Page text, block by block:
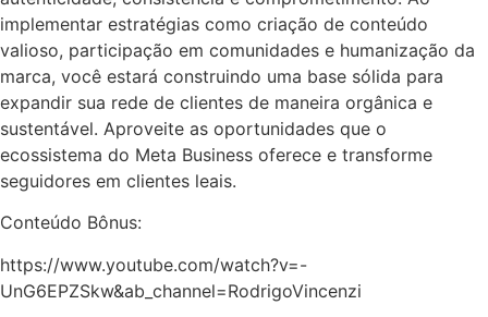
implementar estratégias como criação de conteúdo
valioso, participação em comunidades e humanização da
marca, você estará construindo uma base sólida para
expandir sua rede de clientes de maneira orgânica e
sustentável. Aproveite as oportunidades que o
ecossistema do Meta Business oferece e transforme
seguidores em clientes leais.
Conteúdo Bônus:
https://www.youtube.com/watch?v=-
UnG6EPZSkw&ab_channel=RodrigoVincenzi